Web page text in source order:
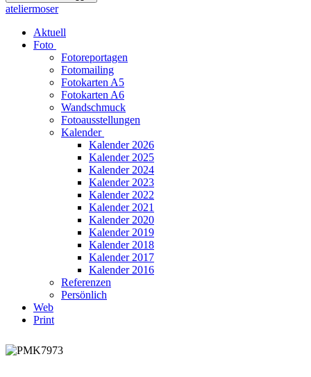
ateliermoser
Aktuell
Foto
Fotoreportagen
Fotomailing
Fotokarten A5
Fotokarten A6
Wandschmuck
Fotoausstellungen
Kalender
Kalender 2026
Kalender 2025
Kalender 2024
Kalender 2023
Kalender 2022
Kalender 2021
Kalender 2020
Kalender 2019
Kalender 2018
Kalender 2017
Kalender 2016
Referenzen
Persönlich
Web
Print